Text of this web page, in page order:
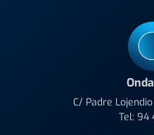
C/ Padre
Tel: 94